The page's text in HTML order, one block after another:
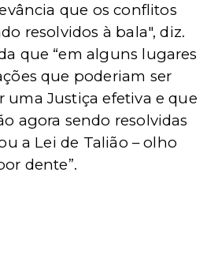
que os conflitos
resolvidos à bala", diz.
que “em alguns lugares
que poderiam ser
uma Justiça efetiva e que
agora sendo resolvidas
a Lei de Talião – olho
dente”.